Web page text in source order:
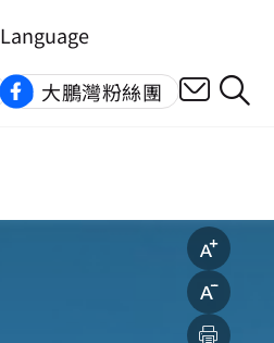
Language
大鵬灣粉絲團